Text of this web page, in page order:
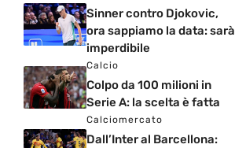
Sinner contro Djokovic,
ora sappiamo la data: sarà
imperdibile
Calcio
Colpo da 100 milioni in
Serie A: la scelta è fatta
Calciomercato
Dall’Inter al Barcellona: